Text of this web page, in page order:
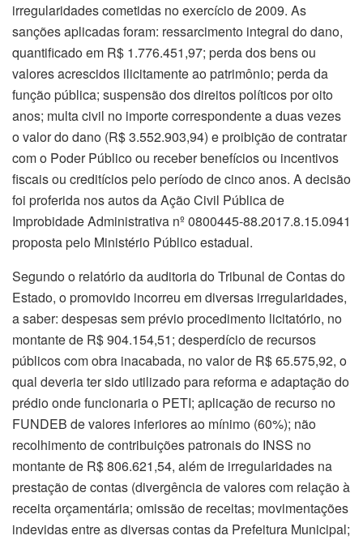
irregularidades cometidas no exercício de 2009. As
sanções aplicadas foram: ressarcimento integral do dano,
quantificado em R$ 1.776.451,97; perda dos bens ou
valores acrescidos ilicitamente ao patrimônio; perda da
função pública; suspensão dos direitos políticos por oito
anos; multa civil no importe correspondente a duas vezes
o valor do dano (R$ 3.552.903,94) e proibição de contratar
com o Poder Público ou receber benefícios ou incentivos
fiscais ou creditícios pelo período de cinco anos. A decisão
foi proferida nos autos da Ação Civil Pública de
Improbidade Administrativa nº 0800445-88.2017.8.15.0941
proposta pelo Ministério Público estadual.
Segundo o relatório da auditoria do Tribunal de Contas do
Estado, o promovido incorreu em diversas irregularidades,
a saber: despesas sem prévio procedimento licitatório, no
montante de R$ 904.154,51; desperdício de recursos
públicos com obra inacabada, no valor de R$ 65.575,92, o
qual deveria ter sido utilizado para reforma e adaptação do
prédio onde funcionaria o PETI; aplicação de recurso no
FUNDEB de valores inferiores ao mínimo (60%); não
recolhimento de contribuições patronais do INSS no
montante de R$ 806.621,54, além de irregularidades na
prestação de contas (divergência de valores com relação à
receita orçamentária; omissão de receitas; movimentações
indevidas entre as diversas contas da Prefeitura Municipal;